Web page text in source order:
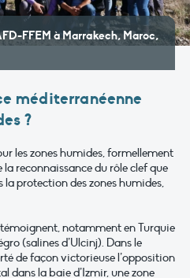
FFEM à Marrakech, Maroc,
méditerranéenne
?
les zones humides, formellement
reconnaissance du rôle clef que
protection des zones humides,
notamment en Turquie
(salines d’Ulcinj). Dans le
de façon victorieuse l’opposition
dans la baie d’Izmir, une zone